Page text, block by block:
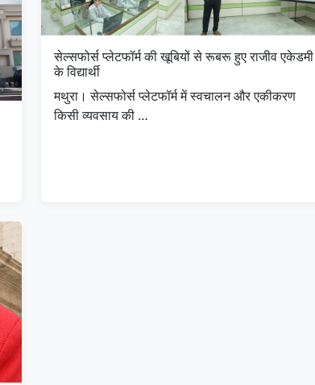
सेल्सफोर्स प्लेटफॉर्म की खूबियों से रूबरू हुए राजीव एकेडमी
के विद्यार्थी
मथुरा। सेल्सफोर्स प्लेटफॉर्म में स्वचालन और एकीकरण
किसी व्यवसाय की …